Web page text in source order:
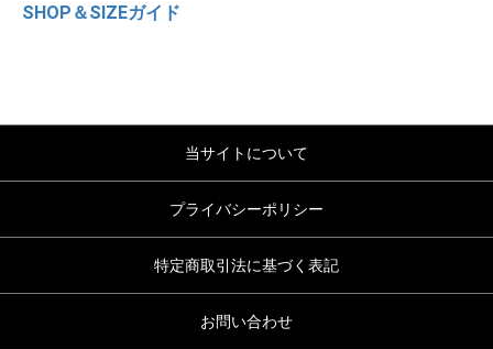
SHOP＆SIZEガイド
当サイトについて
プライバシーポリシー
特定商取引法に基づく表記
お問い合わせ